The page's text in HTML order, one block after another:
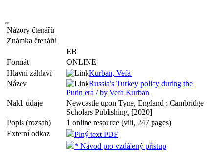
Názory čtenářů
Známka čtenářů
EB
Formát
ONLINE
Hlavní záhlaví
Kurban, Vefa
Název
Russia’s Turkey policy during the
Putin era / by Vefa Kurban
Nakl. údaje
Newcastle upon Tyne, England : Cambridge
Scholars Publishing, [2020]
Popis (rozsah)
1 online resource (viii, 247 pages)
Externí odkaz
Plný text PDF
* Návod pro vzdálený přístup